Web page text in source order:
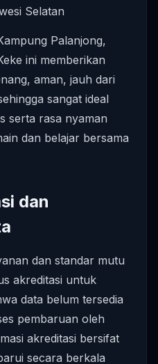
Selatan
Palanjong,
ini memberikan
aman, jauh dari
sangat ideal
serta rasa nyaman
dan belajar bersama
dan
dan standar mutu
akreditasi untuk
data belum tersedia
pembaruan oleh
akreditasi bersifat
secara berkala